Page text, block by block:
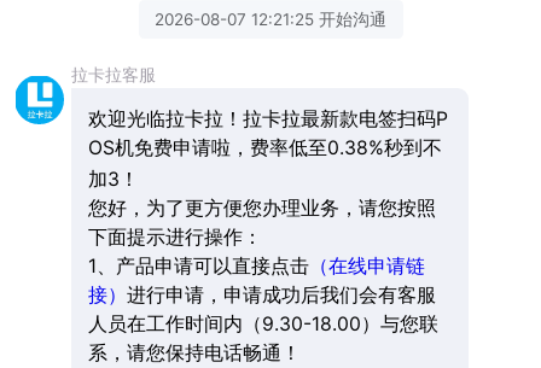
2026-08-07 12:21:25 开始沟通
拉卡拉客服
欢迎光临拉卡拉！拉卡拉最新款电签扫码P
OS机免费申请啦，费率低至0.38%秒到不
加3！
您好，为了更方便您办理业务，请您按照
下面提示进行操作：
1、产品申请可以直接点击（在线申请链
接） 进行申请，申请成功后我们会有客服
人员在工作时间内（9.30-18.00）与您联
系，请您保持电话畅通！